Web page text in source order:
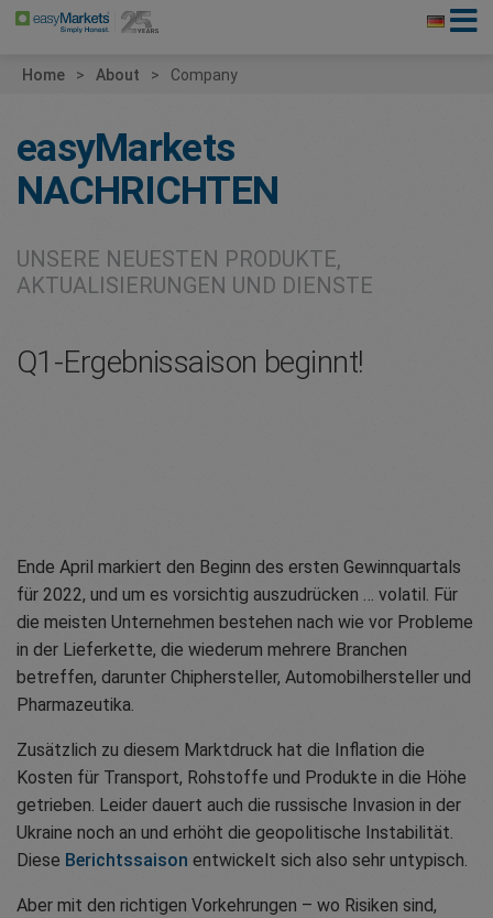
Home About Company
easyMarkets
NACHRICHTEN
UNSERE NEUESTEN PRODUKTE,
AKTUALISIERUNGEN UND DIENSTE
Q1-Ergebnissaison beginnt!
Ende April markiert den Beginn des ersten Gewinnquartals
für 2022, und um es vorsichtig auszudrücken … volatil. Für
die meisten Unternehmen bestehen nach wie vor Probleme
in der Lieferkette, die wiederum mehrere Branchen
betreffen, darunter Chiphersteller, Automobilhersteller und
Pharmazeutika.
Zusätzlich zu diesem Marktdruck hat die Inflation die
Kosten für Transport, Rohstoffe und Produkte in die Höhe
getrieben. Leider dauert auch die russische Invasion in der
Ukraine noch an und erhöht die geopolitische Instabilität.
Diese Berichtssaison entwickelt sich also sehr untypisch.
Aber mit den richtigen Vorkehrungen – wo Risiken sind,